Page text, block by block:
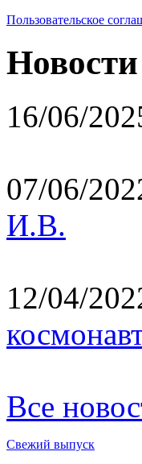
Пользовательское
Новости
16/06/
07/06/
И.В.
12/04/
Все
Свежий выпуск